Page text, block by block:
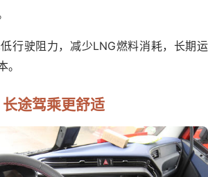
行驶阻力，减少LNG燃料消耗，长期运
途驾乘更舒适